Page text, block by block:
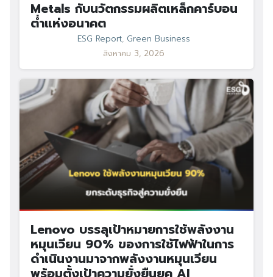
Metals กับนวัตกรรมผลิตเหล็กคาร์บอน
ต่ำแห่งอนาคต
ESG Report, Green Business
สิงหาคม 3, 2026
Lenovo บรรลุเป้าหมายการใช้พลังงาน
หมุนเวียน 90% ของการใช้ไฟฟ้าในการ
ดำเนินงานมาจากพลังงานหมุนเวียน
พร้อมตั้งเป้าความยั่งยืนยุค AI